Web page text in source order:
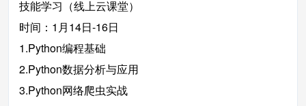
技能学习（线上云课堂）
时间：1月14日-16日
1.Python编程基础
2.Python数据分析与应用
3.Python网络爬虫实战